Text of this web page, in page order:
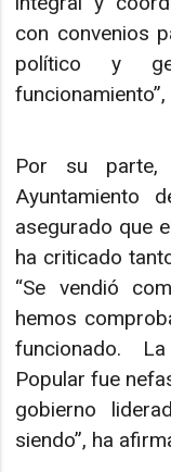
con convenios
político y
funcionamiento”,
Por su
Ayuntamiento
asegurado que
ha criticado
“Se vendió
hemos
funcionado.
Popular fue
gobierno
siendo”, ha